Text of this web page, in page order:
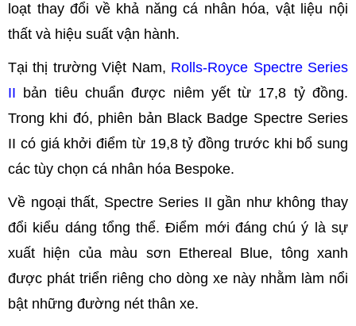
loạt thay đổi về khả năng cá nhân hóa, vật liệu nội
thất và hiệu suất vận hành.
Tại thị trường Việt Nam, Rolls-Royce Spectre Series
II bản tiêu chuẩn được niêm yết từ 17,8 tỷ đồng.
Trong khi đó, phiên bản Black Badge Spectre Series
II có giá khởi điểm từ 19,8 tỷ đồng trước khi bổ sung
các tùy chọn cá nhân hóa Bespoke.
Về ngoại thất, Spectre Series II gần như không thay
đổi kiểu dáng tổng thể. Điểm mới đáng chú ý là sự
xuất hiện của màu sơn Ethereal Blue, tông xanh
được phát triển riêng cho dòng xe này nhằm làm nổi
bật những đường nét thân xe.